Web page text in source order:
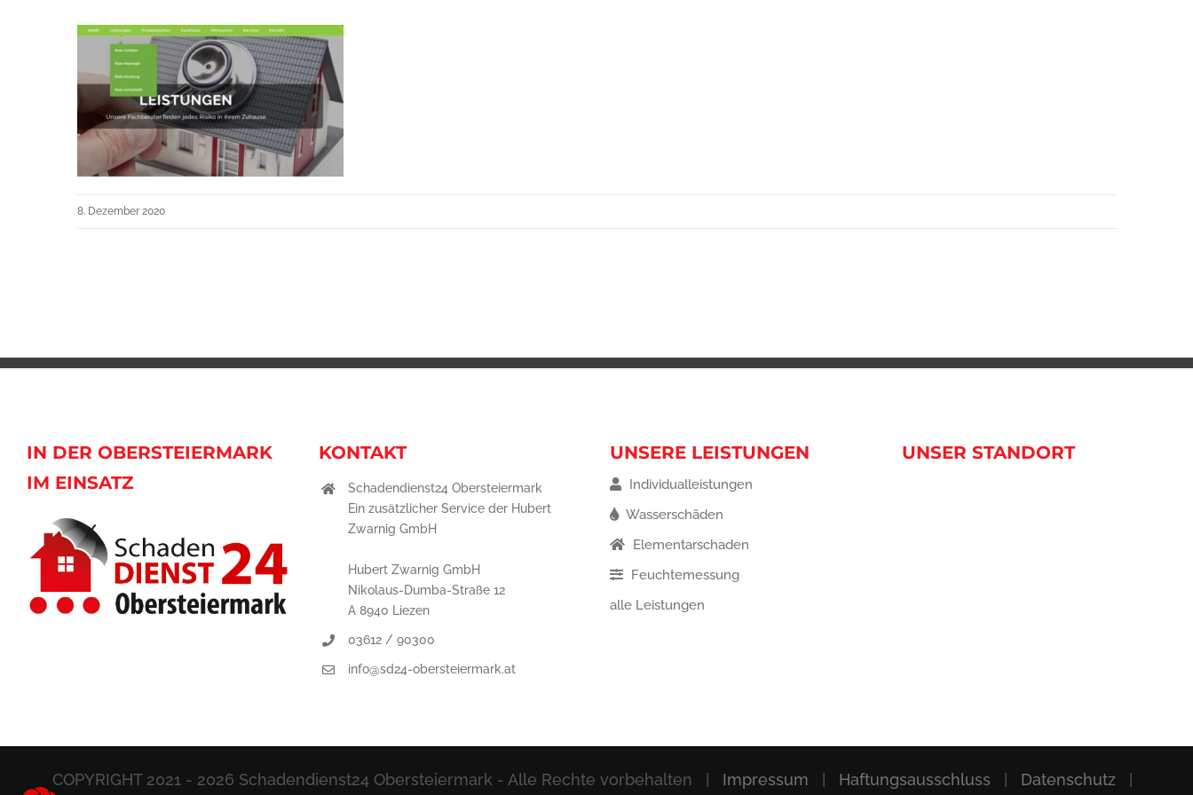
8. Dezember 2020
IN DER OBERSTEIERMARK
IM EINSATZ
KONTAKT
Schadendienst24 Obersteiermark
Ein zusätzlicher Service der Hubert
Zwarnig GmbH
Hubert Zwarnig GmbH
Nikolaus-Dumba-Straße 12
A 8940 Liezen
03612 / 90300
info@sd24-obersteiermark.at
UNSERE LEISTUNGEN
Individualleistungen
Wasserschäden
Elementarschaden
Feuchtemessung
alle Leistungen
UNSER STANDORT
COPYRIGHT 2021 - 2026 Schadendienst24 Obersteiermark - Alle Rechte vorbehalten | Impressum Haftungsausschluss Datenschutz|